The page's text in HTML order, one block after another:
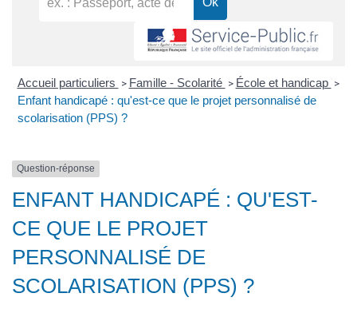
Accueil particuliers > Famille - Scolarité > École et handicap >
Enfant handicapé : qu'est-ce que le projet personnalisé de
scolarisation (PPS) ?
Question-réponse
ENFANT HANDICAPÉ : QU'EST-
CE QUE LE PROJET
PERSONNALISÉ DE
SCOLARISATION (PPS) ?